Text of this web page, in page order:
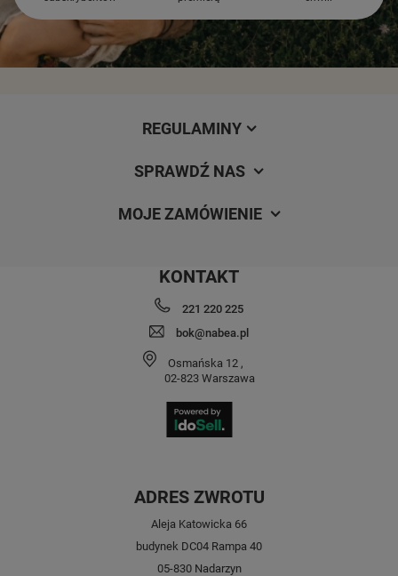
REGULAMINY
SPRAWDŹ NAS
MOJE ZAMÓWIENIE
KONTAKT
221 220 225
bok@nabea.pl
Osmańska 12 ,
02-823 Warszawa
ADRES ZWROTU
Aleja Katowicka 66
budynek DC04 Rampa 40
05-830 Nadarzyn